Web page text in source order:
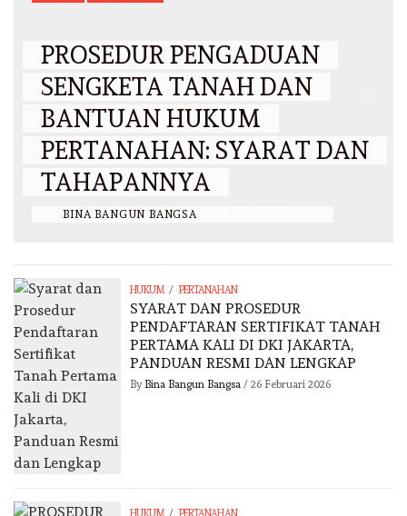
PROSEDUR PENGADUAN
SENGKETA TANAH DAN
BANTUAN HUKUM
PERTANAHAN: SYARAT DAN
TAHAPANNYA
BINA BANGUN BANGSA
HUKUM / PERTANAHAN
SYARAT DAN PROSEDUR
PENDAFTARAN SERTIFIKAT TANAH
PERTAMA KALI DI DKI JAKARTA,
PANDUAN RESMI DAN LENGKAP
By Bina Bangun Bangsa / 26 Februari 2026
HUKUM / PERTANAHAN